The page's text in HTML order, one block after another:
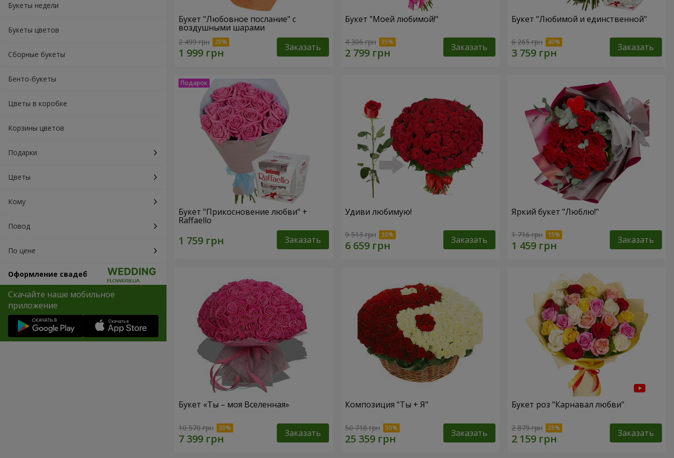
Букеты недели
Букеты цветов
Сборные букеты
Бенто-букеты
Цветы в коробке
Корзины цветов
Подарки
Цветы
Кому
Повод
По цене
Оформление свадеб
Скачайте наше мобильное
приложение
Букет "Любовное послание" с
воздушными шарами
2 499 грн Заказать
Букет "Моей любимой!"
4 306 грн Заказать
Букет "Любимой и единственной"
6 265 грн Заказать
Букет "Прикосновение любви" +
Raffaello
Заказать
Удиви любимую!
9 513 грн Заказать
Яркий букет "Люблю!"
1 716 грн Заказать
Букет «Ты – моя Вселенная»
10 570 грн Заказать
Композиция "Ты + Я"
50 718 грн Заказать
Букет роз "Карнавал любви"
2 879 грн Заказать